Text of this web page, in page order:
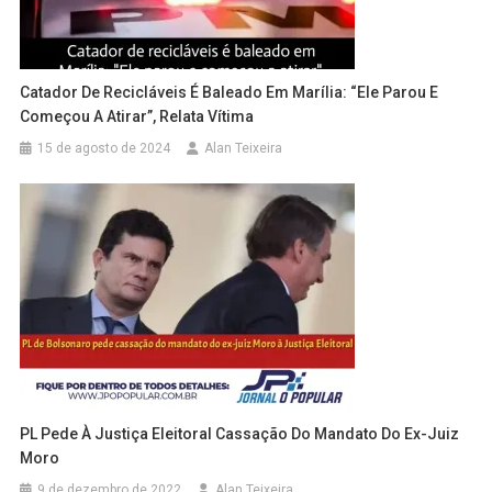
Catador De Recicláveis É Baleado Em Marília: “Ele Parou E
Começou A Atirar”, Relata Vítima
15 de agosto de 2024 Alan Teixeira
PL Pede À Justiça Eleitoral Cassação Do Mandato Do Ex-Juiz
Moro